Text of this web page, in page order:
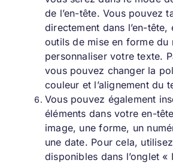
de l’en-tête. Vous pouvez
directement dans l’en-tête,
outils de mise en forme du
personnaliser votre texte.
vous pouvez changer la
couleur et l’alignement du
Vous pouvez également
éléments dans votre en-
image, une forme, un
une date. Pour cela,
disponibles dans l’onglet «